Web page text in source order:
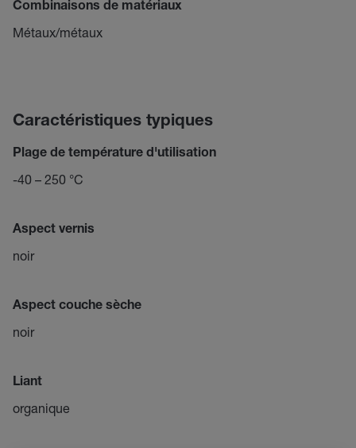
Combinaisons de matériaux
Métaux/métaux
Caractéristiques typiques
Plage de température d'utilisation
-40 – 250 °C
Aspect vernis
noir
Aspect couche sèche
noir
Liant
organique